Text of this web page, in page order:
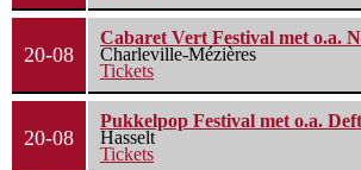
20-08
Cabaret Vert Festival met o.a.
Charleville-Mézières
Tickets
20-08
Pukkelpop Festival met o.a.
Hasselt
Tickets